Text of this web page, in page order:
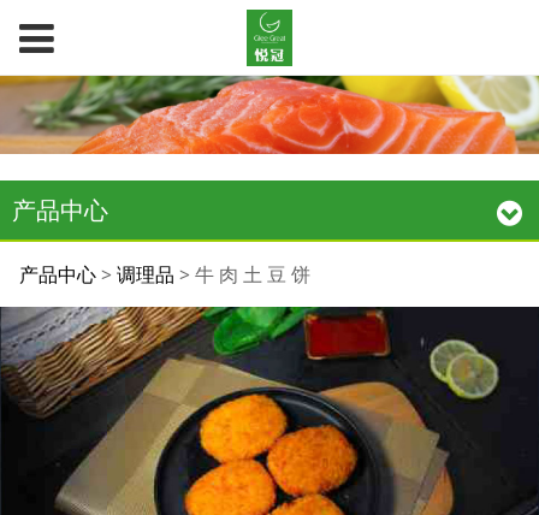
产品中心
牛 肉 土 豆 饼
产品中心> 调理品 > 牛 肉 土 豆 饼